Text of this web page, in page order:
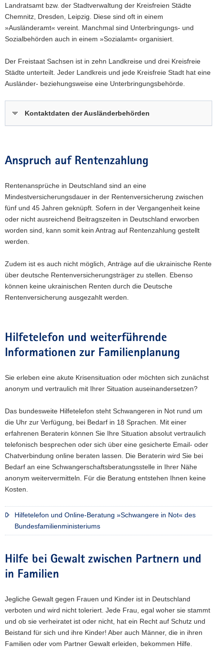
Landratsamt bzw. der Stadtverwaltung der Kreisfreien Städte
Chemnitz, Dresden, Leipzig. Diese sind oft in einem
»Ausländeramt« vereint. Manchmal sind Unterbringungs- und
Sozialbehörden auch in einem »Sozialamt« organisiert.
Der Freistaat Sachsen ist in zehn Landkreise und drei Kreisfreie
Städte unterteilt. Jeder Landkreis und jede Kreisfreie Stadt hat eine
Ausländer- beziehungsweise eine Unterbringungsbehörde.
Kontaktdaten der Ausländerbehörden
Anspruch auf Rentenzahlung
Rentenansprüche in Deutschland sind an eine
Mindestversicherungsdauer in der Rentenversicherung zwischen
fünf und 45 Jahren geknüpft. Sofern in der Vergangenheit keine
oder nicht ausreichend Beitragszeiten in Deutschland erworben
worden sind, kann somit kein Antrag auf Rentenzahlung gestellt
werden.
Zudem ist es auch nicht möglich, Anträge auf die ukrainische Rente
über deutsche Rentenversicherungsträger zu stellen. Ebenso
können keine ukrainischen Renten durch die Deutsche
Rentenversicherung ausgezahlt werden.
Hilfetelefon und weiterführende
Informationen zur Familienplanung
Sie erleben eine akute Krisensituation oder möchten sich zunächst
anonym und vertraulich mit Ihrer Situation auseinandersetzen?
Das bundesweite Hilfetelefon steht Schwangeren in Not rund um
die Uhr zur Verfügung, bei Bedarf in 18 Sprachen. Mit einer
erfahrenen Beraterin können Sie Ihre Situation absolut vertraulich
telefonisch besprechen oder sich über eine gesicherte Email- oder
Chatverbindung online beraten lassen. Die Beraterin wird Sie bei
Bedarf an eine Schwangerschaftsberatungsstelle in Ihrer Nähe
anonym weitervermitteln. Für die Beratung entstehen Ihnen keine
Kosten.
Hilfetelefon und Online-Beratung »Schwangere in Not« des
Bundesfamilienministeriums
Hilfe bei Gewalt zwischen Partnern und
in Familien
Jegliche Gewalt gegen Frauen und Kinder ist in Deutschland
verboten und wird nicht toleriert. Jede Frau, egal woher sie stammt
und ob sie verheiratet ist oder nicht, hat ein Recht auf Schutz und
Beistand für sich und ihre Kinder! Aber auch Männer, die in ihren
Familien oder vom Partner Gewalt erleiden, bekommen Hilfe.